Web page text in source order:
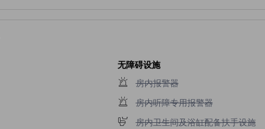
无障碍设施
不提供房内报警器
房内报警器
不提供房内听障专用报警器
房内听障专用报警器
不提供房内卫生间及浴缸配备扶手设施
房内卫生间及浴缸配备扶手设施